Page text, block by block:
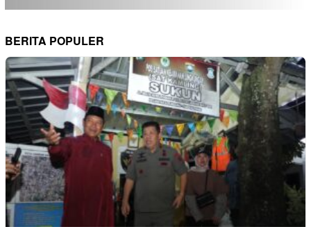
BERITA POPULER